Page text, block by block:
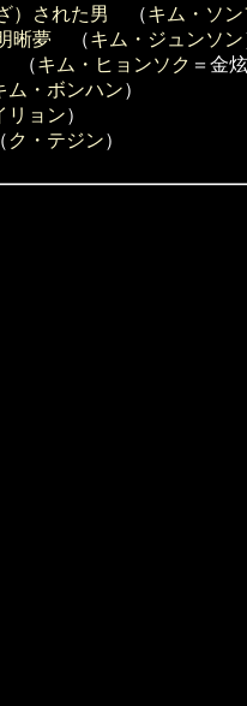
）された男
（キム・ソ
晰夢 （キム・ジュンソン
（キム・ヒョンソク ＝金
ム・ボンハン）
リョン）
ク・テジン）